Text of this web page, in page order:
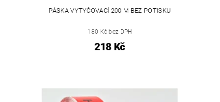
PÁSKA VYTYČOVACÍ 200 M BEZ POTISKU
180 Kč bez DPH
218 Kč